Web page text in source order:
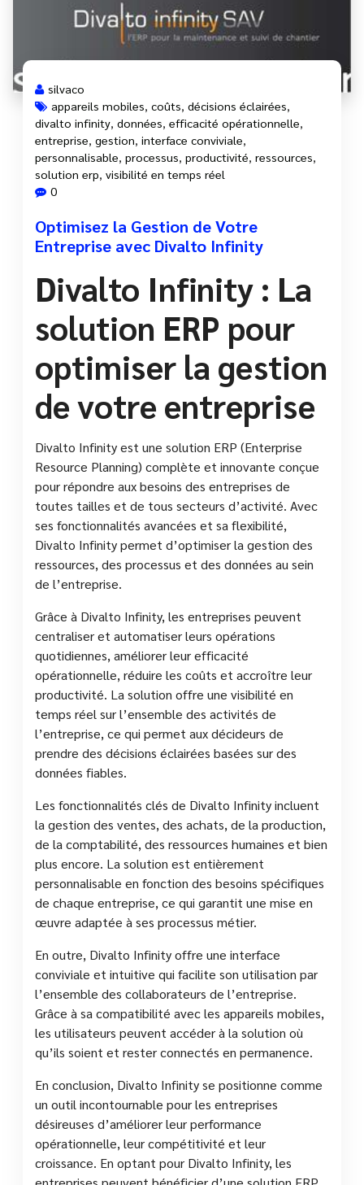
silvaco
appareils mobiles coûts décisions éclairées
divalto infinity données efficacité opérationnelle
entreprise gestion interface conviviale
personnalisable processus productivité ressources
solution erp visibilité en temps réel
0
Optimisez la Gestion de Votre
Entreprise avec Divalto Infinity
Divalto Infinity : La
solution ERP pour
optimiser la gestion
de votre entreprise
Divalto Infinity est une solution ERP (Enterprise
Resource Planning) complète et innovante conçue
pour répondre aux besoins des entreprises de
toutes tailles et de tous secteurs d’activité. Avec
ses fonctionnalités avancées et sa flexibilité,
Divalto Infinity permet d’optimiser la gestion des
ressources, des processus et des données au sein
de l’entreprise.
Grâce à Divalto Infinity, les entreprises peuvent
centraliser et automatiser leurs opérations
quotidiennes, améliorer leur efficacité
opérationnelle, réduire les coûts et accroître leur
productivité. La solution offre une visibilité en
temps réel sur l’ensemble des activités de
l’entreprise, ce qui permet aux décideurs de
prendre des décisions éclairées basées sur des
données fiables.
Les fonctionnalités clés de Divalto Infinity incluent
la gestion des ventes, des achats, de la production,
de la comptabilité, des ressources humaines et bien
plus encore. La solution est entièrement
personnalisable en fonction des besoins spécifiques
de chaque entreprise, ce qui garantit une mise en
œuvre adaptée à ses processus métier.
En outre, Divalto Infinity offre une interface
conviviale et intuitive qui facilite son utilisation par
l’ensemble des collaborateurs de l’entreprise.
Grâce à sa compatibilité avec les appareils mobiles,
les utilisateurs peuvent accéder à la solution où
qu’ils soient et rester connectés en permanence.
En conclusion, Divalto Infinity se positionne comme
un outil incontournable pour les entreprises
désireuses d’améliorer leur performance
opérationnelle, leur compétitivité et leur
croissance. En optant pour Divalto Infinity, les